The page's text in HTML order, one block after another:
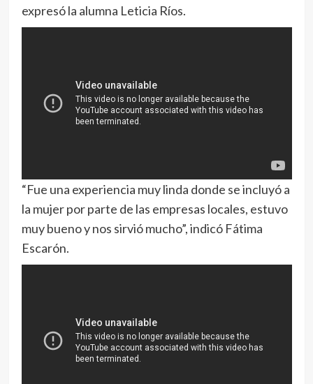
expresó la alumna Leticia Ríos.
“Fue una experiencia muy linda donde se incluyó a
la mujer por parte de las empresas locales, estuvo
muy bueno y nos sirvió mucho”, indicó Fátima
Escarón.